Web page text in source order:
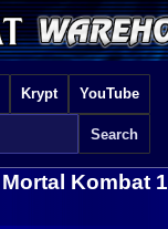
Krypt YouTube
Mortal Kombat 1